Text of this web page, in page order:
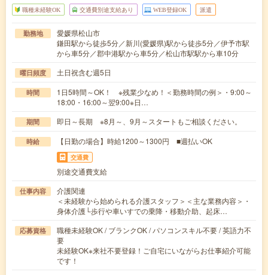
職種未経験OK 交通費別途支給あり WEB登録OK 派遣
勤務地
愛媛県松山市
鎌田駅から徒歩5分／新川(愛媛県)駅から徒歩5分／伊予市駅
から車5分／郡中港駅から車5分／松山市駅駅から車10分
曜日頻度 土日祝含む週5日
時間
1日5時間～OK！ ※残業少なめ！＜勤務時間の例＞・9:00～
18:00・16:00～翌9:00※日…
期間 即日～長期 ※8月～、9月～スタートもご相談ください。
時給 【日勤の場合】時給1200～1300円 ■週払いOK
交通費
別途交通費支給
仕事内容
介護関連
＜未経験から始められる介護スタッフ＞＜主な業務内容＞・
身体介護└歩行や車いすでの乗降・移動介助、起床…
応募資格
職種未経験OK / ブランクOK / パソコンスキル不要 / 英語力不
要
未経験OK※来社不要登録！ご自宅にいながらお仕事紹介可能
です！